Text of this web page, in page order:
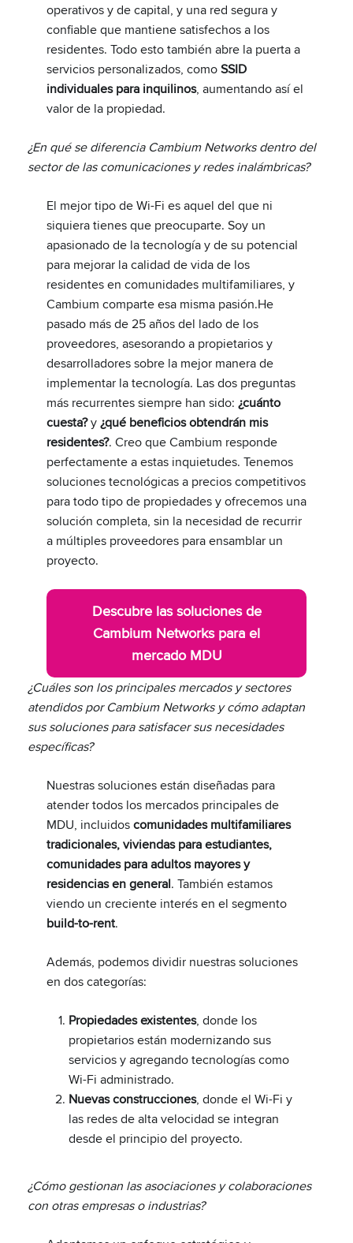
operativos y de capital, y una red segura y
confiable que mantiene satisfechos a los
residentes. Todo esto también abre la puerta a
servicios personalizados, comoSSID
individuales para inquilinos, aumentando así el
valor de la propiedad.
¿En qué se diferencia Cambium Networks dentro del
sector de las comunicaciones y redes inalámbricas?
El mejor tipo de Wi-Fi es aquel del que ni
siquiera tienes que preocuparte. Soy un
apasionado de la tecnología y de su potencial
para mejorar la calidad de vida de los
residentes en comunidades multifamiliares, y
Cambium comparte esa misma pasión.He
pasado más de 25 años del lado de los
proveedores, asesorando a propietarios y
desarrolladores sobre la mejor manera de
implementar la tecnología. Las dos preguntas
más recurrentes siempre han sido: ¿cuánto
cuesta?y¿qué beneficios obtendrán mis
residentes?. Creo que Cambium responde
perfectamente a estas inquietudes. Tenemos
soluciones tecnológicas a precios competitivos
para todo tipo de propiedades y ofrecemos una
solución completa, sin la necesidad de recurrir
a múltiples proveedores para ensamblar un
proyecto.
Descubre las soluciones de
Cambium Networks para el
mercado MDU
¿Cuáles son los principales mercados y sectores
atendidos por Cambium Networks y cómo adaptan
sus soluciones para satisfacer sus necesidades
específicas?
Nuestras soluciones están diseñadas para
atender todos los mercados principales de
MDU, incluidoscomunidades multifamiliares
tradicionales, viviendas para estudiantes,
comunidades para adultos mayores y
residencias en general. También estamos
viendo un creciente interés en el segmento
build-to-rent.
Además, podemos dividir nuestras soluciones
en dos categorías:
Propiedades existentes, donde los
propietarios están modernizando sus
servicios y agregando tecnologías como
Wi-Fi administrado.
Nuevas construcciones, donde el Wi-Fi y
las redes de alta velocidad se integran
desde el principio del proyecto.
¿Cómo gestionan las asociaciones y colaboraciones
con otras empresas o industrias?